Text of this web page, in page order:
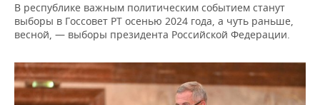
В республике важным политическим событием станут
выборы в Госсовет РТ осенью 2024 года, а чуть раньше,
весной, — выборы президента Российской Федерации.